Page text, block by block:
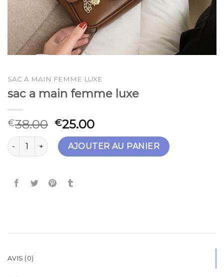
SAC A MAIN FEMME LUXE
sac a main femme luxe
€38.00 €25.00
quantité de sac a main femme luxe
AJOUTER AU PANIER
AVIS (0)